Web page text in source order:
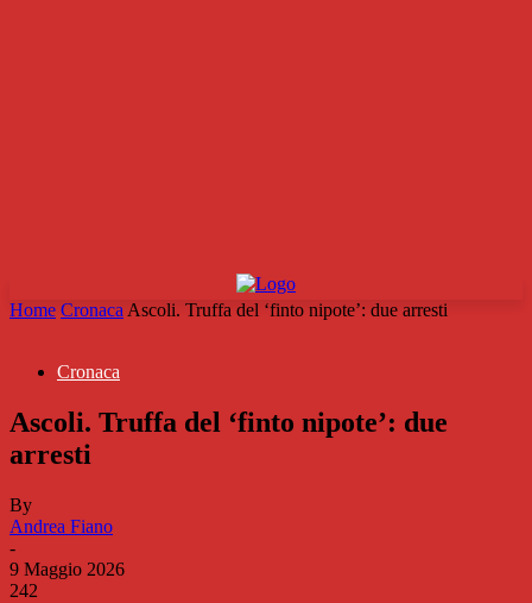
Home Cronaca Ascoli. Truffa del ‘finto nipote’: due arresti
Cronaca
Ascoli. Truffa del ‘finto nipote’: due
arresti
By
Andrea Fiano
-
9 Maggio 2026
242